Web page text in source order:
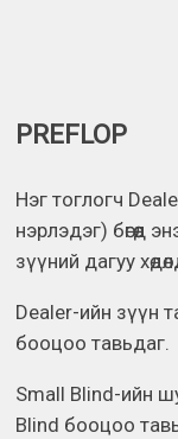
PREFLOP
Нэг тоглогч
нэрлэдэг) бөгөөд
зүүний дагуу
Dealer-ийн зүүн
бооцоо тавьдаг.
Small Blind-ийн
Blind бооцоо